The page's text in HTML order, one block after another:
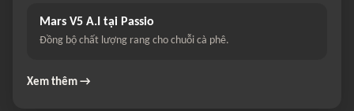
Mars V5 A.I tại Passio
Đồng bộ chất lượng rang cho chuỗi cà phê.
Xem thêm →